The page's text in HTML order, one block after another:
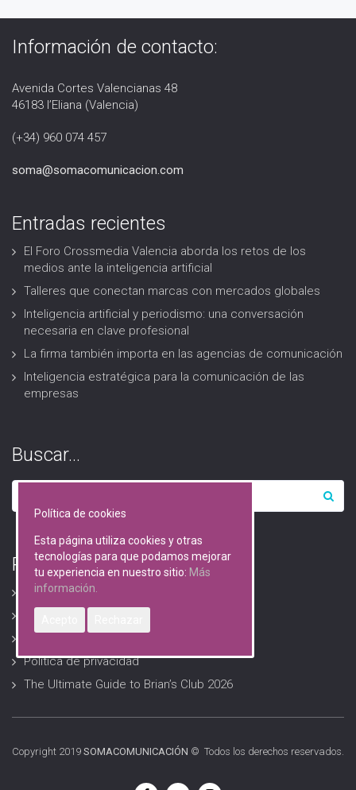
Información de contacto:
Avenida Cortes Valencianas 48
46183 l’Eliana (Valencia)
(+34) 960 074 457
soma@somacomunicacion.com
Entradas recientes
El Foro Crossmedia Valencia aborda los retos de los
medios ante la inteligencia artificial
Talleres que conectan marcas con mercados globales
Inteligencia artificial y periodismo: una conversación
necesaria en clave profesional
La firma también importa en las agencias de comunicación
Inteligencia estratégica para la comunicación de las
empresas
Buscar…
RGPD (Protección de datos)
Avisos Legales
Política de privacidad
The Ultimate Guide to Brian’s Club 2026
Copyright 2019 SOMACOMUNICACIÓN © Todos los derechos reservados.
Política de cookies
Esta página utiliza cookies y otras
tecnologías para que podamos mejorar
tu experiencia en nuestro sitio: Más
información.